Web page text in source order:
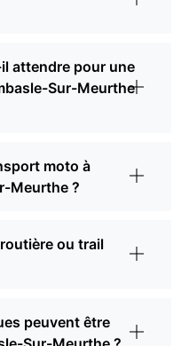
attendre pour une
Sur-Meurthe
moto à
Meurthe ?
ou trail
peuvent être